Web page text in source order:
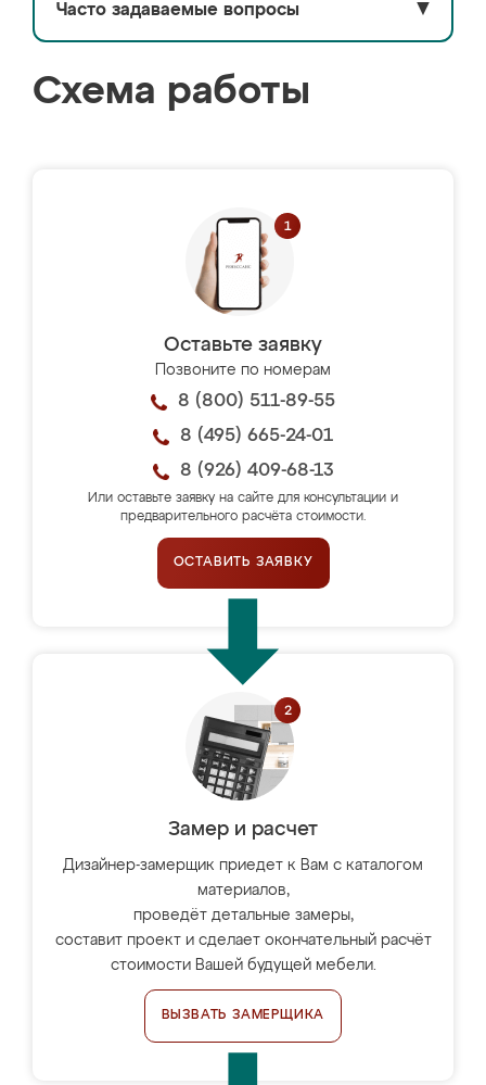
Часто задаваемые вопросы ▼
Схема работы
Оставьте заявку
Позвоните по номерам
8 (800) 511-89-55
8 (495) 665-24-01
8 (926) 409-68-13
Или оставьте заявку на сайте для консультации и
предварительного расчёта стоимости.
ОСТАВИТЬ ЗАЯВКУ
Замер и расчет
Дизайнер-замерщик приедет к Вам с каталогом
материалов,
проведёт детальные замеры,
составит проект и сделает окончательный расчёт
стоимости Вашей будущей мебели.
ВЫЗВАТЬ ЗАМЕРЩИКА